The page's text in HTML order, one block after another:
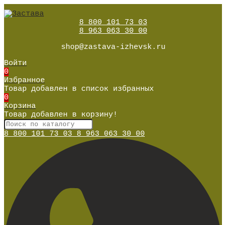
8 800 101 73 03
8 963 063 30 00
shop@zastava-izhevsk.ru
Войти
0
Избранное
Товар добавлен в список избранных
0
Корзина
Товар добавлен в корзину!
8 800 101 73 03 8 963 063 30 00